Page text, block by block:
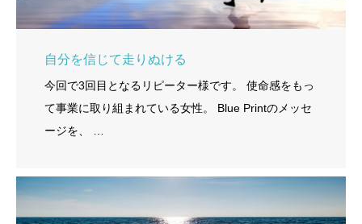
自分を信じて走りぬける
今回で3回目となるリピーター様です。 使命感をもっ
て事業に取り組まれている女性。 Blue Printのメッセ
ージを、 …